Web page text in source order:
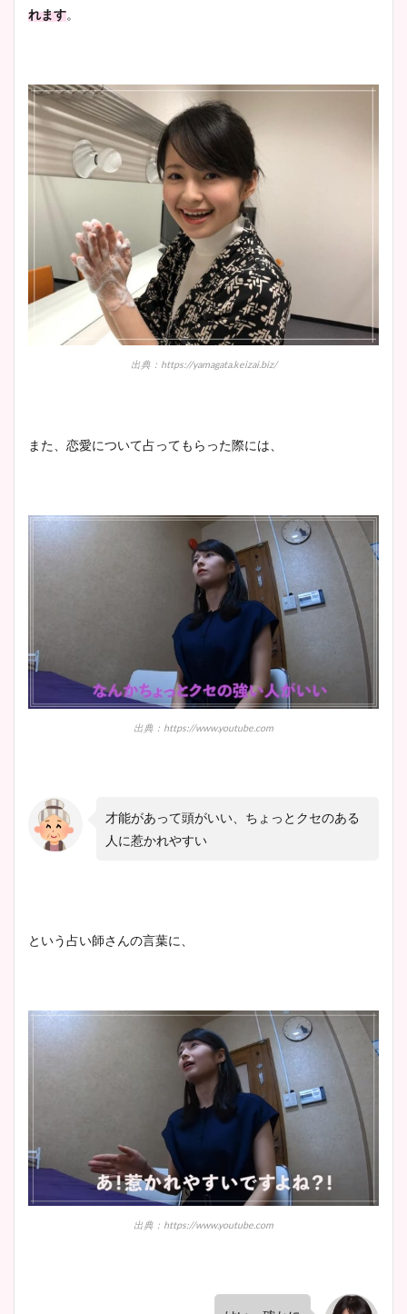
れます。
出典：https://yamagata.keizai.biz/
また、恋愛について占ってもらった際には、
出典：https://www.youtube.com
才能があって頭がいい、ちょっとクセのある
人に惹かれやすい
という占い師さんの言葉に、
出典：https://www.youtube.com